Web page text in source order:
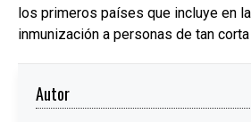
los primeros países que incluye en
inmunización a personas de tan
Autor